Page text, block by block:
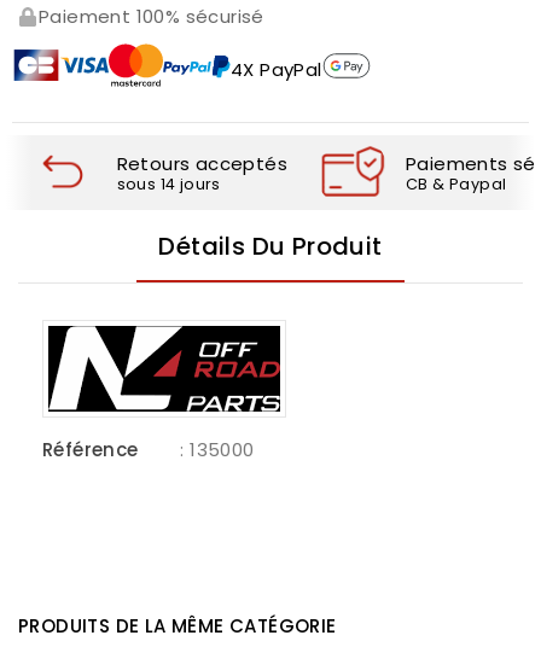
Paiement 100% sécurisé
4X PayPal
Retours acceptés
sous 14 jours
Paiements
CB & Paypal
Détails Du Produit
Référence : 135000
PRODUITS DE LA MÊME CATÉGORIE